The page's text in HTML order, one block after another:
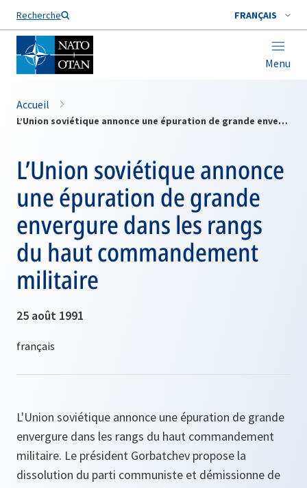
Recherche FRANÇAIS
Menu
Nom de famille*
Accueil
L’Union soviétique annonce une épuration de grande envergure dans les rangs du haut commandement militaire
L’Union soviétique annonce
une épuration de grande
envergure dans les rangs
du haut commandement
militaire
25 août 1991
L'Union soviétique annonce une épuration de grande
envergure dans les rangs du haut commandement
militaire. Le président Gorbatchev propose la
dissolution du parti communiste et démissionne de